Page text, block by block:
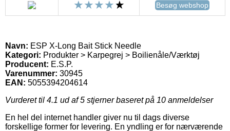
Besøg webshop
Navn: ESP X-Long Bait Stick Needle
Kategori: Produkter > Karpegrej > Boilienåle/Værktøj
Producent: E.S.P.
Varenummer: 30945
EAN: 5055394204614
Vurderet til 4.1 ud af 5 stjerner baseret på 10 anmeldelser
En hel del internet handler giver nu til dags diverse
forskellige former for levering. En yndling er for nærværende